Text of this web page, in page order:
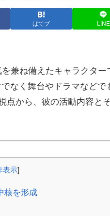
はてブ LINE
兼ね備えたキャラクタ
なく舞台やドラマなど
から、彼の活動内容と
表示]
核を形成